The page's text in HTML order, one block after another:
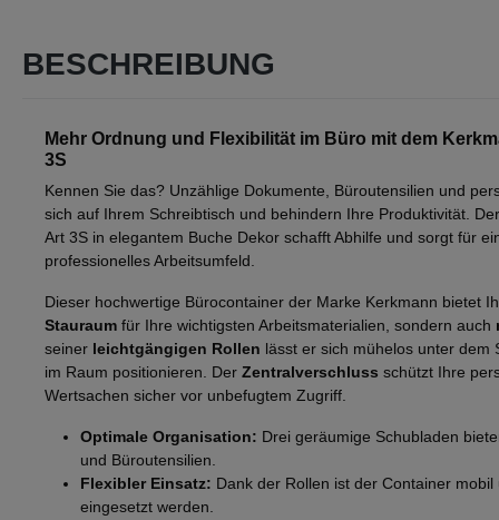
BESCHREIBUNG
Mehr Ordnung und Flexibilität im Büro mit dem
3S
Kennen Sie das? Unzählige Dokumente, Büroutensilien und
sich auf Ihrem Schreibtisch und behindern Ihre Produktivität.
Art 3S in elegantem Buche Dekor schafft Abhilfe und sorgt für
professionelles Arbeitsumfeld.
Dieser hochwertige Bürocontainer der Marke Kerkmann bietet
Stauraum für Ihre wichtigsten Arbeitsmaterialien, sondern auch
seiner leichtgängigen Rollen lässt er sich mühelos unter dem
im Raum positionieren. Der Zentralverschluss schützt Ihre
Wertsachen sicher vor unbefugtem Zugriff.
Optimale Organisation: Drei geräumige Schubladen
und Büroutensilien.
Flexibler Einsatz: Dank der Rollen ist der Container
eingesetzt werden.